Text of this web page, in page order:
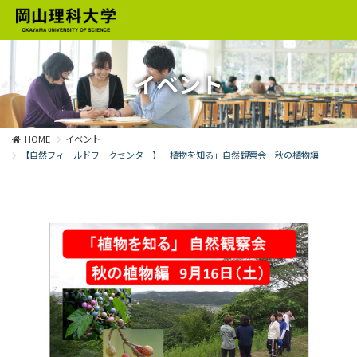
イベント
HOME
イベント
【自然フィールドワークセンター】「植物を知る」自然観察会 秋の植物編